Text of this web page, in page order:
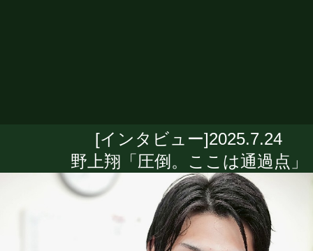
[インタビュー]2025.7.24
野上翔「圧倒。ここは通過点」